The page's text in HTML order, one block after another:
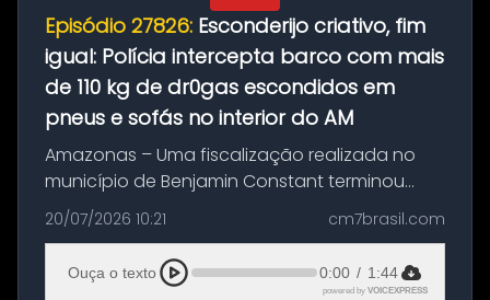
Episódio 27826: Esconderijo criativo, fim
igual: Polícia intercepta barco com mais
de 110 kg de dr0gas escondidos em
pneus e sofás no interior do AM
Amazonas – Uma fiscalização realizada no
município de Benjamin Constant terminou
com a apreensão de aproximadamente 115
quilos de entorpecentes em uma
embarcação atracada no porto da cidade. O
materia...
20/07/2026 10:21 cm7brasil.com
Ouça o texto 0:00 / 1:44
powered by VOICEXPRESS